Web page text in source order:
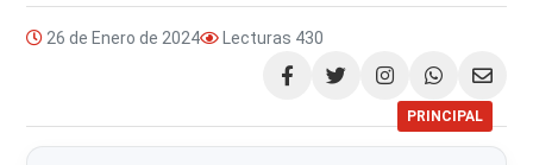
26 de Enero de 2024 Lecturas 430
Compartir
PRINCIPAL